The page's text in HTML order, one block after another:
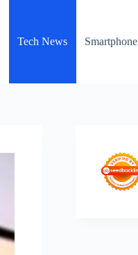
Tech News Smartphone